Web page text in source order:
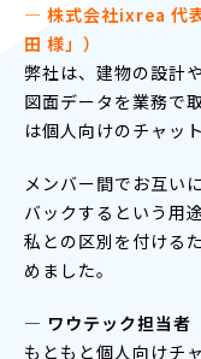
― 株式会社ixrea 代
田 様」）
弊社は、建物の設計
図面データを業務で
は個人向けのチャッ
メンバー間でお互い
バックするという用
私との区別を付ける
めました。
― ワウテック担当者
もともと個人向けチ